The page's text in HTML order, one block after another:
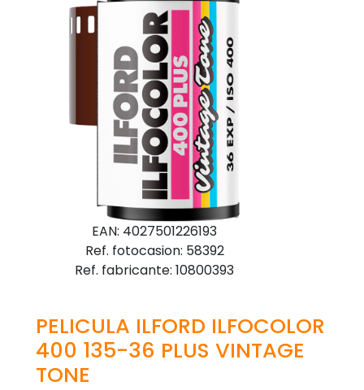
EAN: 4027501226193
Ref. fotocasion: 58392
Ref. fabricante: 10800393
PELICULA ILFORD ILFOCOLOR
400 135-36 PLUS VINTAGE
TONE